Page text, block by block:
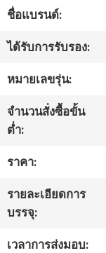
เกี่ยว
กับ
เรา
ทัวร์
โรงงาน
ควบคุม
คุณภาพ
ชื่อแบรนด์:
ได้รับการรับรอง:
หมายเลขรุ่น:
จำนวนสั่งซื้อขั้น
ต่ำ:
ราคา:
รายละเอียดการ
บรรจุ:
เวลาการส่งมอบ: